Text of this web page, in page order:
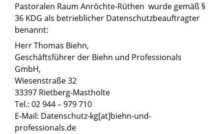
Pastoralen Raum Anröchte-Rüthen wurde gemäß §
36 KDG als betrieblicher Datenschutzbeauftragter
benannt:
Herr Thomas Biehn,
Geschäftsführer der Biehn und Professionals
GmbH,
Wiesenstraße 32
33397 Rietberg-Mastholte
Tel.: 02 944 – 979 710
E-Mail: Datenschutz-kg[at]biehn-und-
professionals.de